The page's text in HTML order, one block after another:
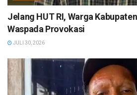
Jelang HUT RI, Warga
Waspada Provokasi
JULI 30, 2026